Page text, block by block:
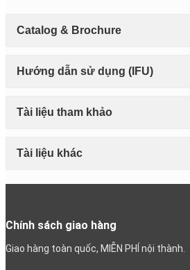
Catalog & Brochure
Hướng dẫn sử dụng (IFU)
Tài liệu tham khảo
Tài liệu khác
Chính sách giao hàng
Giao hàng toàn quốc, MIỄN PHÍ nội thành.